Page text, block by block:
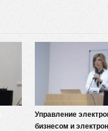
Управление
бизнесом и